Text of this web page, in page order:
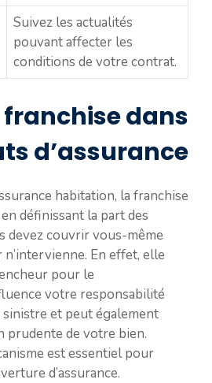
Suivez les actualités
pouvant affecter les
conditions de votre contrat.
franchise dans
d’assurance
habitation, la franchise
définissant la part des
devez couvrir vous-même
n’intervienne. En effet, elle
pour le
votre responsabilité
sinistre et peut également
prudente de votre bien.
est essentiel pour
d’assurance.